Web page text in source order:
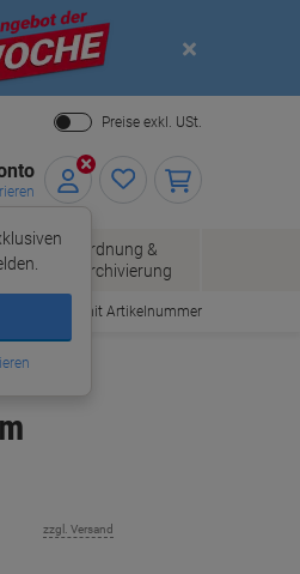
Close
Preise exkl. USt.
Ordnung &
Archivierung
Bestellen mit Artikelnummer
zzgl. Versand